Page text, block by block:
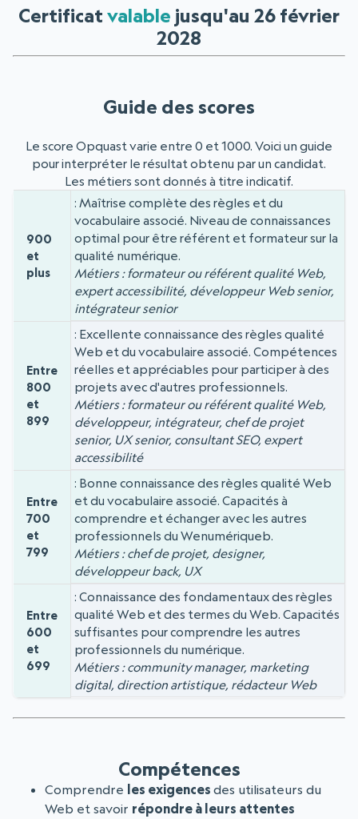
Certificat valable jusqu'au 26 février
2028
Guide des scores
Le score Opquast varie entre 0 et 1000. Voici un guide
pour interpréter le résultat obtenu par un candidat.
Les métiers sont donnés à titre indicatif.
Niveau
900
et
plus
Maîtrise complète des règles et du
vocabulaire associé. Niveau de connaissances
optimal pour être référent et formateur sur la
qualité numérique.
Métiers : formateur ou référent qualité Web,
expert accessibilité, développeur Web senior,
intégrateur senior
Entre
800
et
899
Excellente connaissance des règles qualité
Web et du vocabulaire associé. Compétences
réelles et appréciables pour participer à des
projets avec d'autres professionnels.
Métiers : formateur ou référent qualité Web,
développeur, intégrateur, chef de projet
senior, UX senior, consultant SEO, expert
accessibilité
Entre
700
et
799
Bonne connaissance des règles qualité Web
et du vocabulaire associé. Capacités à
comprendre et échanger avec les autres
professionnels du Wenumériqueb.
Métiers : chef de projet, designer,
développeur back, UX
Entre
600
et
699
Connaissance des fondamentaux des règles
qualité Web et des termes du Web. Capacités
suffisantes pour comprendre les autres
professionnels du numérique.
Métiers : community manager, marketing
digital, direction artistique, rédacteur Web
Compétences
Comprendre les exigences des utilisateurs du
Web et savoir répondre à leurs attentes